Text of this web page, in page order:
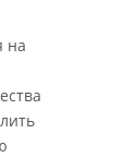
на